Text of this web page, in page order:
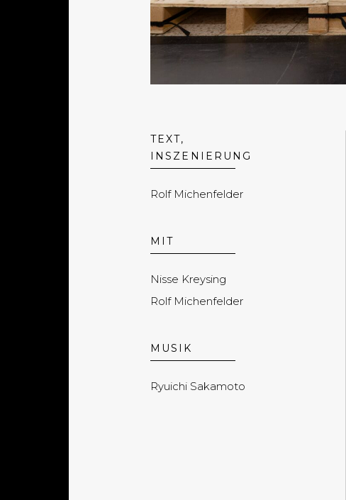
TEXT,
INSZENIERUNG
Rolf Michenfelder
MIT
Nisse Kreysing
Rolf Michenfelder
MUSIK
Ryuichi Sakamoto